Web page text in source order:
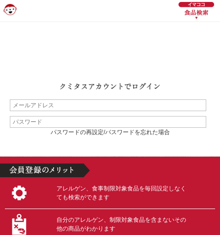
パスワードの再設定/パスワードを忘れた場合
アレルゲン、食事制限対象食品を毎回設定しなく
ても検索ができます
自分のアレルゲン、制限対象食品を含まないその
他の商品がわかります